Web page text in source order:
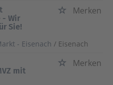
- Wir
Sie!
Merken
- Eisenach / Eisenach
mit
Merken